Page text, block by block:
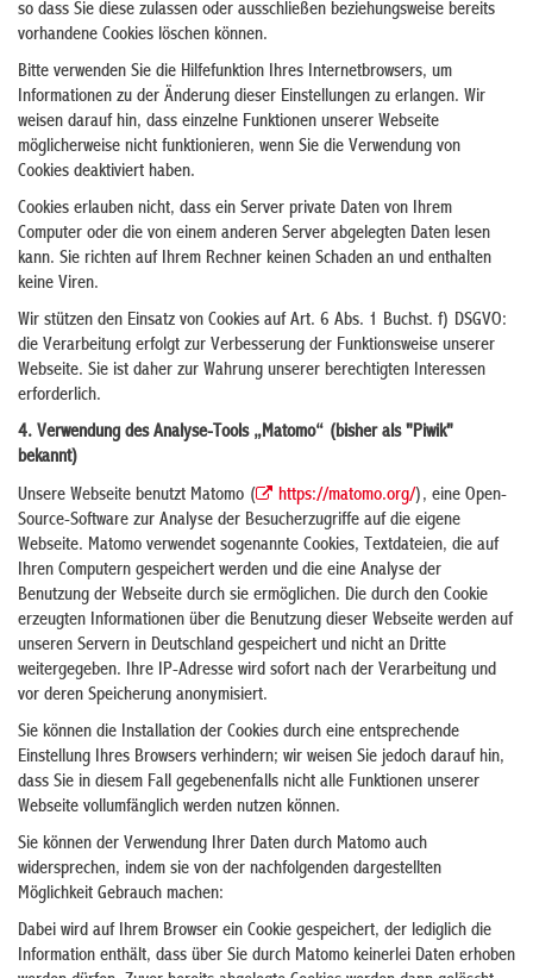
so dass Sie diese zulassen oder ausschließen beziehungsweise bereits
vorhandene Cookies löschen können.
Bitte verwenden Sie die Hilfefunktion Ihres Internetbrowsers, um
Informationen zu der Änderung dieser Einstellungen zu erlangen. Wir
weisen darauf hin, dass einzelne Funktionen unserer Webseite
möglicherweise nicht funktionieren, wenn Sie die Verwendung von
Cookies deaktiviert haben.
Cookies erlauben nicht, dass ein Server private Daten von Ihrem
Computer oder die von einem anderen Server abgelegten Daten lesen
kann. Sie richten auf Ihrem Rechner keinen Schaden an und enthalten
keine Viren.
Wir stützen den Einsatz von Cookies auf Art. 6 Abs. 1 Buchst. f) DSGVO:
die Verarbeitung erfolgt zur Verbesserung der Funktionsweise unserer
Webseite. Sie ist daher zur Wahrung unserer berechtigten Interessen
erforderlich.
4. Verwendung des Analyse-Tools „Matomo“ (bisher als "Piwik"
bekannt)
Unsere Webseite benutzt Matomo (
https://matomo.org/), eine Open-
Source-Software zur Analyse der Besucherzugriffe auf die eigene
Webseite. Matomo verwendet sogenannte Cookies, Textdateien, die auf
Ihren Computern gespeichert werden und die eine Analyse der
Benutzung der Webseite durch sie ermöglichen. Die durch den Cookie
erzeugten Informationen über die Benutzung dieser Webseite werden auf
unseren Servern in Deutschland gespeichert und nicht an Dritte
weitergegeben. Ihre IP-Adresse wird sofort nach der Verarbeitung und
vor deren Speicherung anonymisiert.
Sie können die Installation der Cookies durch eine entsprechende
Einstellung Ihres Browsers verhindern; wir weisen Sie jedoch darauf hin,
dass Sie in diesem Fall gegebenenfalls nicht alle Funktionen unserer
Webseite vollumfänglich werden nutzen können.
Sie können der Verwendung Ihrer Daten durch Matomo auch
widersprechen, indem sie von der nachfolgenden dargestellten
Möglichkeit Gebrauch machen:
Dabei wird auf Ihrem Browser ein Cookie gespeichert, der lediglich die
Information enthält, dass über Sie durch Matomo keinerlei Daten erhoben